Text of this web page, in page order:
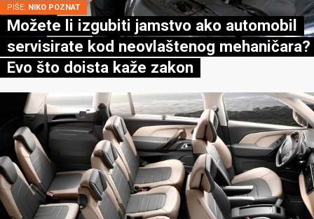
PIŠE: NIKO POZNAT
Možete li izgubiti jamstvo ako automobil
servisirate kod neovlaštenog mehaničara?
Evo što doista kaže zakon